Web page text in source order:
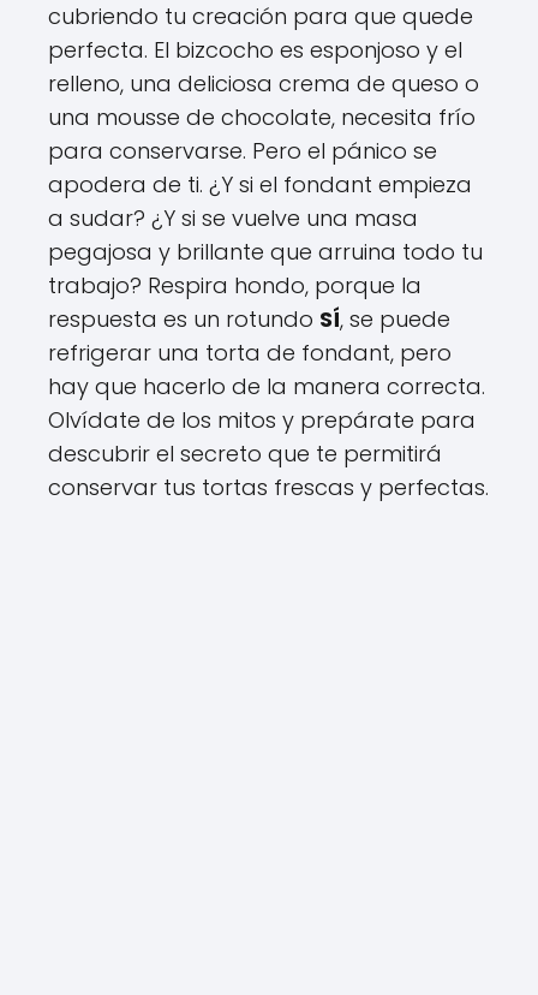
cubriendo tu creación para que quede
perfecta. El bizcocho es esponjoso y el
relleno, una deliciosa crema de queso o
una mousse de chocolate, necesita frío
para conservarse. Pero el pánico se
apodera de ti. ¿Y si el fondant empieza
a sudar? ¿Y si se vuelve una masa
pegajosa y brillante que arruina todo tu
trabajo? Respira hondo, porque la
respuesta es un rotundo SÍ, se puede
refrigerar una torta de fondant, pero
hay que hacerlo de la manera correcta.
Olvídate de los mitos y prepárate para
descubrir el secreto que te permitirá
conservar tus tortas frescas y perfectas.